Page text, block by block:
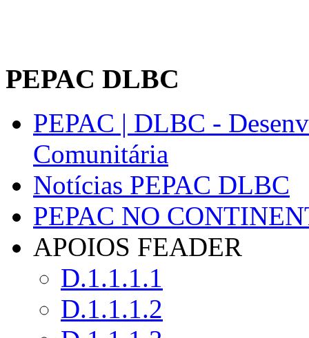
PEPAC DLBC
PEPAC | DLBC -
Comunitária
Notícias PEPAC DLBC
PEPAC NO
APOIOS FEADER
D.1.1.1.1
D.1.1.1.2